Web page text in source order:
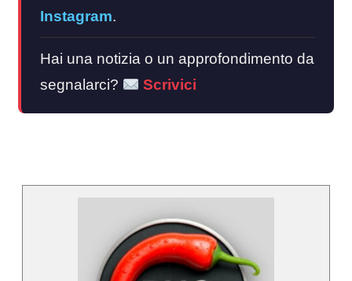
Instagram.
Hai una notizia o un approfondimento da
segnalarci?
Scrivici